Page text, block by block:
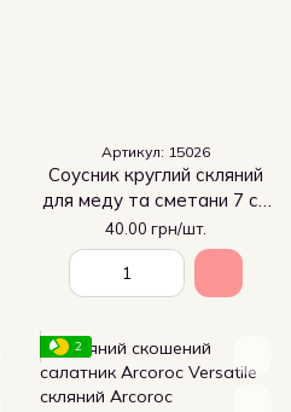
Артикул: 15026
Соусник круглий скляний
для меду та сметани 7 см
Bowl Empilable Luminarc
40.00 грн/шт.
2